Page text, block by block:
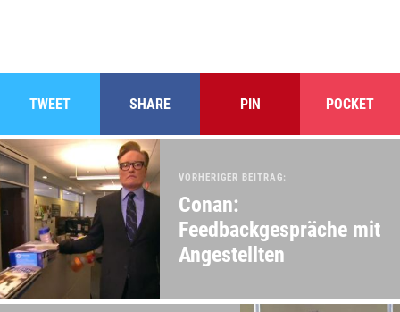
TWEET SHARE PIN POCKET
VORHERIGER BEITRAG:
Conan:
Feedbackgespräche mit
Angestellten